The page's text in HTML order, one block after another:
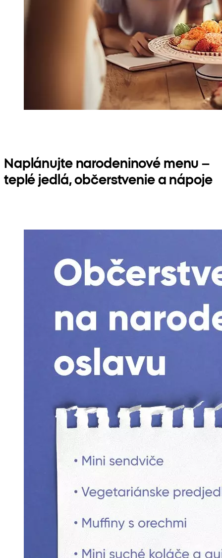
Naplánujte narodeninové menu –
teplé jedlá, občerstvenie a nápoje